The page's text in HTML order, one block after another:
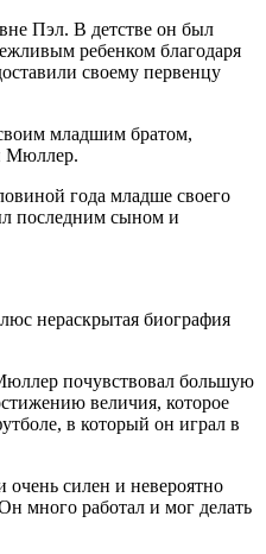
Пэл. В детстве он был
ребенком благодаря
своему первенцу
младшим братом,
Мюллер.
года младше своего
последним сыном и
нераскрытая биография
почувствовал большую
величия, которое
в который он играл в
силен и невероятно
много работал и мог делать